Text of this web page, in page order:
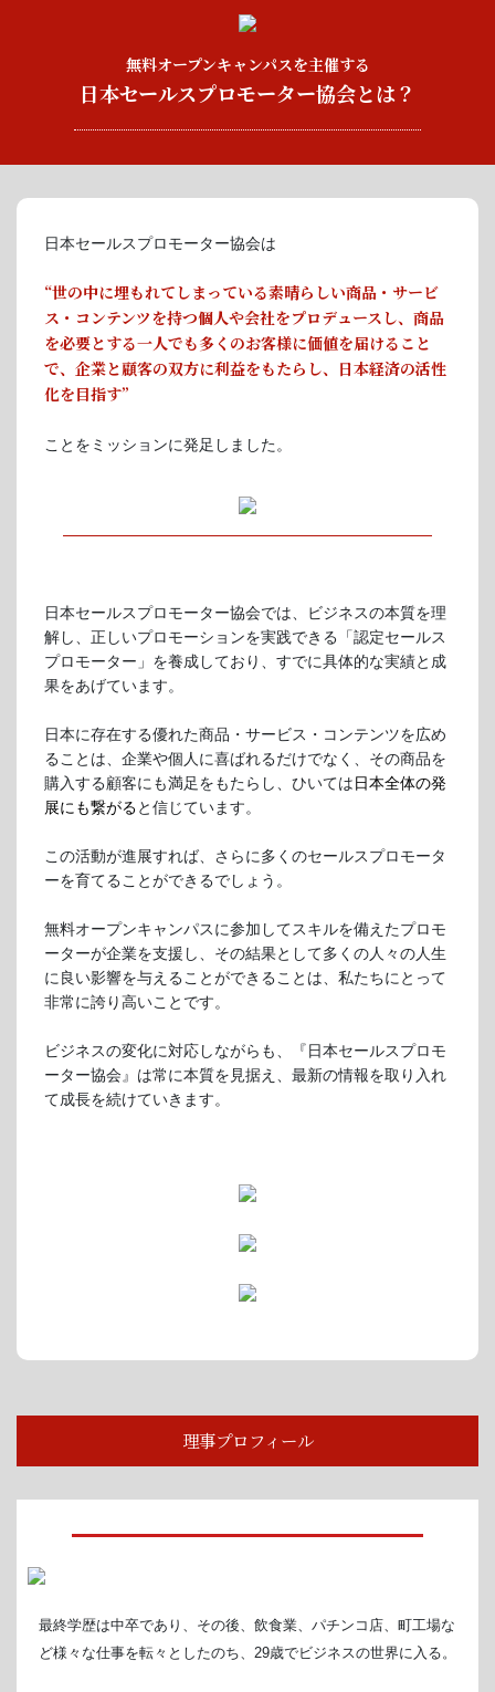
無料オープンキャンパスを主催する
日本セールスプロモーター協会とは？
日本セールスプロモーター協会は
“世の中に埋もれてしまっている素晴らしい商品・サービ
ス・コンテンツを持つ個人や会社をプロデュースし、商品
を必要とする一人でも多くのお客様に価値を届けること
で、企業と顧客の双方に利益をもたらし、日本経済の活性
化を目指す”
ことをミッションに発足しました。
日本セールスプロモーター協会では、ビジネスの本質を理
解し、正しいプロモーションを実践できる「認定セールス
プロモーター」を養成しており、すでに具体的な実績と成
果をあげています。
日本に存在する優れた商品・サービス・コンテンツを広め
ることは、企業や個人に喜ばれるだけでなく、その商品を
購入する顧客にも満足をもたらし、ひいては日本全体の発
展にも繋がると信じています。
この活動が進展すれば、さらに多くのセールスプロモータ
ーを育てることができるでしょう。
無料オープンキャンパスに参加してスキルを備えたプロモ
ーターが企業を支援し、その結果として多くの人々の人生
に良い影響を与えることができることは、私たちにとって
非常に誇り高いことです。
ビジネスの変化に対応しながらも、
『日本セールスプロモ
ーター協会』は常に本質を見据え、最新の情報を取り入れ
て成長を続けていきます。
理事プロフィール
最終学歴は中卒であり、その後、飲食業、パチンコ店、町工場な
ど様々な仕事を転々としたのち、29歳でビジネスの世界に入る。